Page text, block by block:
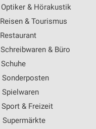
Optiker & Hörakustik
Reisen & Tourismus
Restaurant
Schreibwaren & Büro
Schuhe
Sonderposten
Spielwaren
Sport & Freizeit
Supermärkte